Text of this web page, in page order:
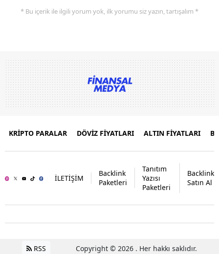
* Bu içerik ile ilgili yorum yok, ilk yorumu siz yazın, tartışalım *
KRİPTO PARALAR DÖVİZ FİYATLARI ALTIN FİYATLARI
İLETİŞİM
Backlink
Paketleri
Tanıtım
Yazısı
Paketleri
Backlink
Satın Al
RSS Copyright © 2026 . Her hakkı saklıdır.